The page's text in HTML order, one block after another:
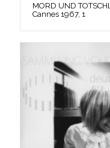
MORD UND
Cannes 1967, 1